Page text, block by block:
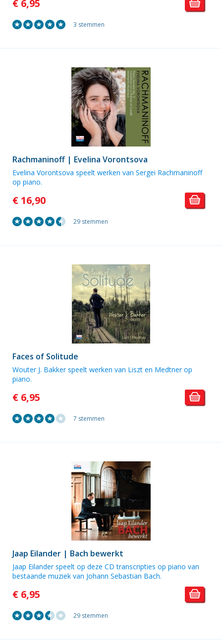
€ 6,95
3 stemmen
Rachmaninoff | Evelina Vorontsova
Evelina Vorontsova speelt werken van Sergei Rachmaninoff
op piano.
€ 16,90
29 stemmen
Faces of Solitude
Wouter J. Bakker speelt werken van Liszt en Medtner op
piano.
€ 6,95
7 stemmen
Jaap Eilander | Bach bewerkt
Jaap Eilander speelt op deze CD transcripties op piano van
bestaande muziek van Johann Sebastian Bach.
€ 6,95
29 stemmen